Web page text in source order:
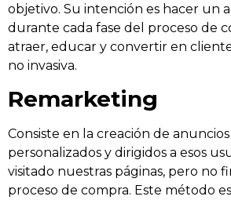
objetivo. Su intención es hacer un
durante cada fase del proceso de
atraer, educar y convertir en
no invasiva.
Remarketing
Consiste en la creación de
personalizados y dirigidos a esos
visitado nuestras páginas, pero no
proceso de compra. Este método